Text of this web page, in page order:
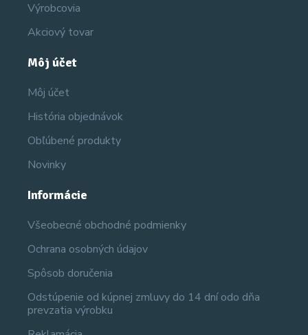
Výrobcovia
Akciový tovar
Môj účet
Môj účet
História objednávok
Obľúbené produkty
Novinky
Informácie
Všeobecné obchodné podmienky
Ochrana osobných údajov
Spôsob doručenia
Odstúpenie od kúpnej zmluvy do 14 dní odo dňa
prevzatia výrobku